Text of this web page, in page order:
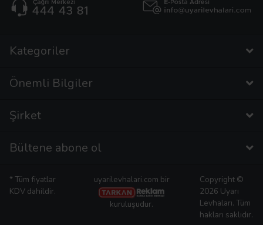
Kategoriler
Önemli Bilgiler
Şirket
Bültene abone ol
* Tüm fiyatlar
KDV dahildir.
uyarilevhalari.com bir
kuruluşudur.
Copyright ©
2026 Uyarı
Levhaları. Tüm
hakları saklıdır.